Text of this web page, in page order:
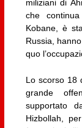
miliziani di
che
Kobane, è
Russia,
quo
Lo scorso 18
grande
supportato
Hizbollah,